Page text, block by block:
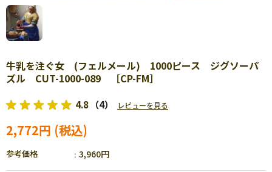
牛乳を注ぐ女 (フェルメール) 1000ピース ジグソーパ
ズル CUT-1000-089 ［CP-FM］
4.8 （4） レビューを見る
2,772円
参考価格 3,960円